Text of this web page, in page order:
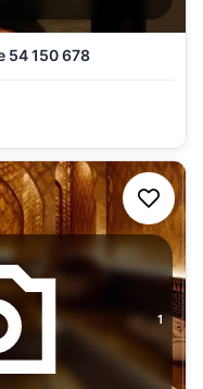
Un souffle doux dans votre journée 54 150 678
1